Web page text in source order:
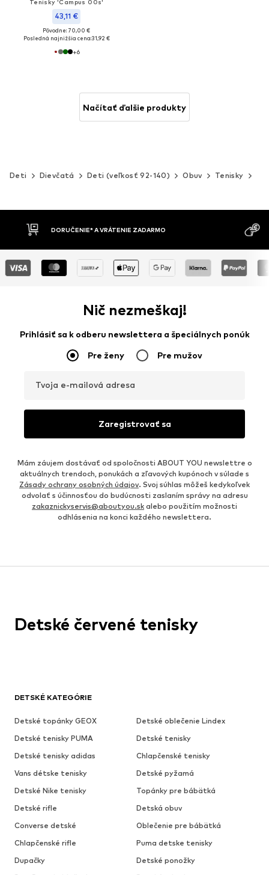
Tenisky 'Campus 00s'
43,11 €
Pôvodne: 70,00 €
Posledná najnižšia cena:31,92 €
+6
Načítať ďalšie produkty
Deti Dievčatá Deti (veľkosť 92-140) Obuv Tenisky
DOBIERKA
MOŽNOSŤ
Nič nezmeškaj!
Prihlásiť sa k odberu newslettera a špeciálnych ponúk
Pre ženy Pre mužov
Tvoja e-mailová adresa
Zaregistrovať sa
Mám záujem dostávať od spoločnosti ABOUT YOU newslettre o
aktuálnych trendoch, ponukách a zľavových kupónoch v súlade s
Zásady ochrany osobných údajov. Svoj súhlas môžeš kedykoľvek
odvolať s účinnosťou do budúcnosti zaslaním správy na adresu
zakaznickyservis@aboutyou.sk alebo použitím možnosti
odhlásenia na konci každého newslettera.
DETSKÉ KATEGÓRIE
Detské topánky GEOX
Detské oblečenie Lindex
Detské tenisky PUMA
Detské tenisky
Detské tenisky adidas
Chlapčenské tenisky
Vans détske tenisky
Detské pyžamá
Detské Nike tenisky
Topánky pre bábätká
Detské rifle
Detská obuv
Converse detské
Oblečenie pre bábätká
Chlapčenské rifle
Puma detske tenisky
Dupačky
Detské ponožky
Detské červené tenisky